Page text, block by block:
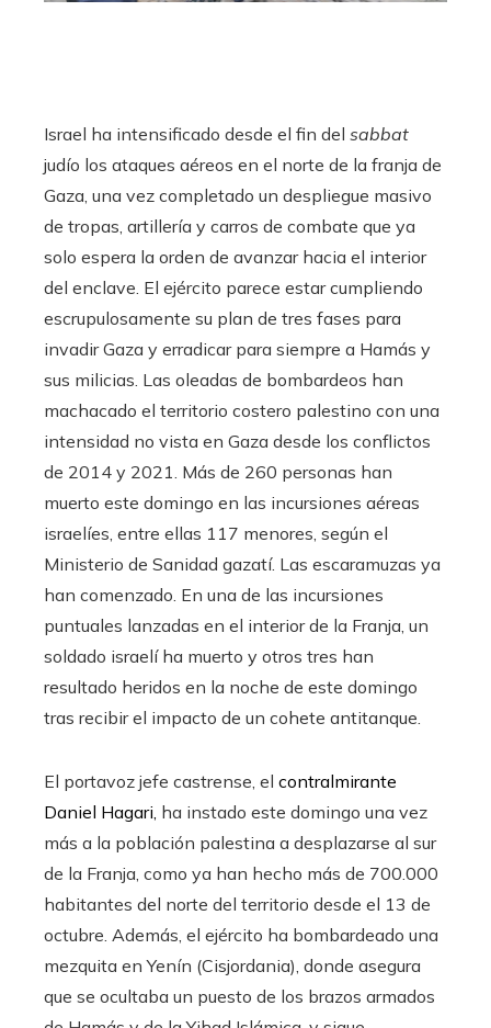
Israel ha intensificado desde el fin del sabbat
judío los ataques aéreos en el norte de la franja de
Gaza, una vez completado un despliegue masivo
de tropas, artillería y carros de combate que ya
solo espera la orden de avanzar hacia el interior
del enclave. El ejército parece estar cumpliendo
escrupulosamente su plan de tres fases para
invadir Gaza y erradicar para siempre a Hamás y
sus milicias. Las oleadas de bombardeos han
machacado el territorio costero palestino con una
intensidad no vista en Gaza desde los conflictos
de 2014 y 2021. Más de 260 personas han
muerto este domingo en las incursiones aéreas
israelíes, entre ellas 117 menores, según el
Ministerio de Sanidad gazatí. Las escaramuzas ya
han comenzado. En una de las incursiones
puntuales lanzadas en el interior de la Franja, un
soldado israelí ha muerto y otros tres han
resultado heridos en la noche de este domingo
tras recibir el impacto de un cohete antitanque.
El portavoz jefe castrense, el contralmirante
Daniel Hagari, ha instado este domingo una vez
más a la población palestina a desplazarse al sur
de la Franja, como ya han hecho más de 700.000
habitantes del norte del territorio desde el 13 de
octubre. Además, el ejército ha bombardeado una
mezquita en Yenín (Cisjordania), donde asegura
que se ocultaba un puesto de los brazos armados